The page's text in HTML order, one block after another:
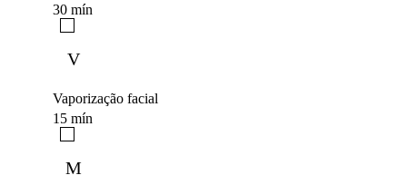
30 mín
V
Vaporização facial
15 mín
M